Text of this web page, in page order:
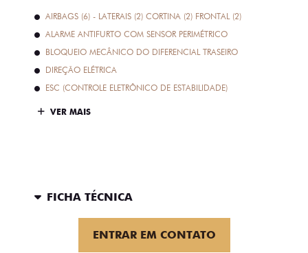
AIRBAGS (6) - LATERAIS (2) CORTINA (2) FRONTAL (2)
ALARME ANTIFURTO COM SENSOR PERIMÉTRICO
BLOQUEIO MECÂNICO DO DIFERENCIAL TRASEIRO
DIREÇÃO ELÉTRICA
ESC (CONTROLE ELETRÔNICO DE ESTABILIDADE)
VER MAIS
FICHA TÉCNICA
ENTRAR EM CONTATO